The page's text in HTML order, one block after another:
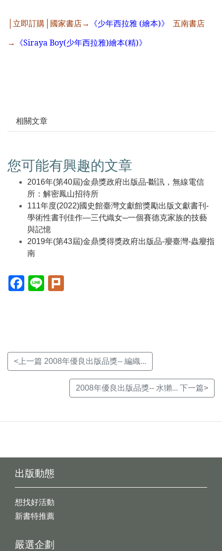
│立即訂購│國家書店→ 《少年西拉雅 (繪本)》
五南書店
→ 《Siraya Boy(少年西拉雅)繪本(精)》
相關文章
您可能有興趣的文章
2016年(第40屆)金鼎獎政府出版品-斷訊，無線電信
所：解密鳳山招待所
111年度(2022)國史館臺灣文獻館獎勵出版文獻書刊-
學術性書刊佳作—三代織女─一個賽德克家族的技藝
與記憶
2019年(第43屆)金鼎獎得獎政府出版品-癭臺灣-蟲癭指
南
Facebook(另
開
Line(另
開
<上一篇 2008年優良出版品獎-- 編織...
2008年優良出版品獎-- 水獺... 下一篇>
出版動態
想找好活動
新書特推薦
嚴選企劃